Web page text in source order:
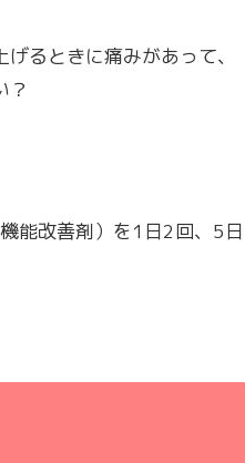
るときに痛みがあって、
？
能改善剤）を1日2回、5日